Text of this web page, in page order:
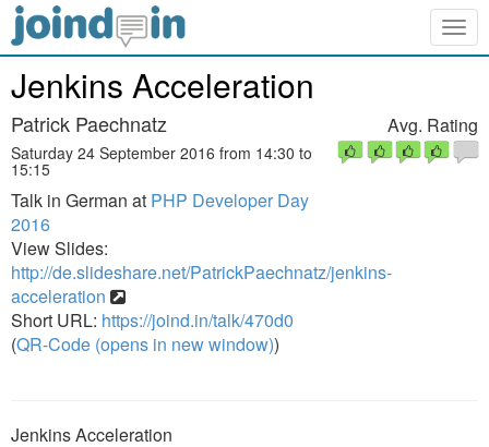
Jenkins Acceleration
Patrick Paechnatz
Saturday 24 September 2016 from 14:30 to
15:15
Talk in German at PHP Developer Day
2016
View Slides:
http://de.slideshare.net/PatrickPaechnatz/jenkins-
acceleration
Short URL: https://joind.in/talk/470d0
(QR-Code (opens in new window))
Avg. Rating
Jenkins Acceleration